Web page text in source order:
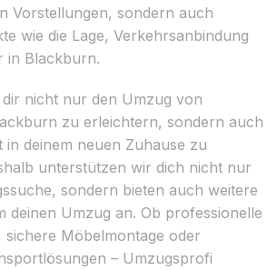
Vorstellungen, sondern auch
wie die Lage, Verkehrsanbindung
in Blackburn.
nicht nur den Umzug von
zu erleichtern, sondern auch
in deinem neuen Zuhause zu
unterstützen wir dich nicht nur
sondern bieten auch weitere
deinen Umzug an. Ob professionelle
sichere Möbelmontage oder
– Umzugsprofi